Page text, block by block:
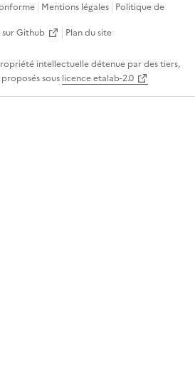
Mentions légales Politique de
Github Plan du site
intellectuelle détenue par des tiers,
sous licence etalab-2.0